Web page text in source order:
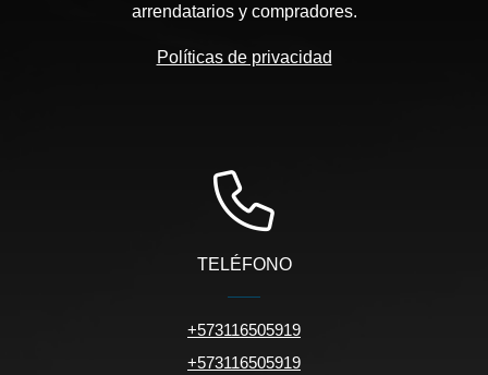
arrendatarios y compradores.
Políticas de privacidad
TELÉFONO
+573116505919
+573116505919